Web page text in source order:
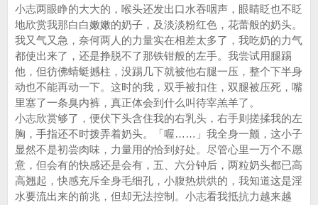
小志两眼睁的大大的，喉头还发出口水吞咽声，眼睛眨也不眨
地欣赏我那白白嫩嫩的奶子，及淡淡粉红色，花蕾般的奶头。
我又气又急，奈何两人的力量实在相差太多了，我吃奶的力气
都使出来了，还是挣脱不了那铁钳般的左手。我尝试用腿踢
他，但彷佛蜻蜓撼柱，没踢几下就被他右腿一压，整个下半身
动也不能再动一下。这时的我，双手被扣住，双腿被压死，嘴
里塞了一条臭内裤，真正体会到什么叫待宰羔羊了。
小志欣赏够了，便伏下头含住我的右乳头，右手则搓揉我的左
胸，手指还不时拨弄着奶头。「喔……」我全身一颤，这小子
显然不是初尝肉味，力量用的恰到好处。尽管心里一万个不愿
意，但会有的快感还是会有，五、六分钟后，两粒奶头都已高
高翘起，快感充斥全身毛细孔，小腹热烘烘的，我知道这是淫
水要流出来的前兆，但却无法控制。小志看我抵抗力越来越